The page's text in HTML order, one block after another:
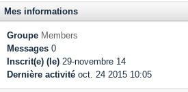
Mes informations
Groupe Members
Messages 0
Inscrit(e) (le) 29-novembre 14
Dernière activité oct. 24 2015 10:05